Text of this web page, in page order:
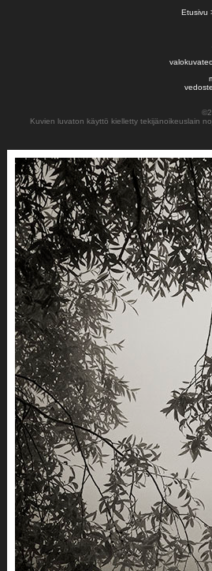
Etusivu
Kuvien luvaton käyttö kielletty tekijänoikeuslain